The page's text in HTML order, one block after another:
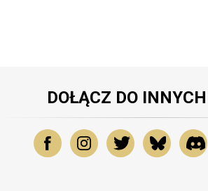
DOŁĄCZ DO